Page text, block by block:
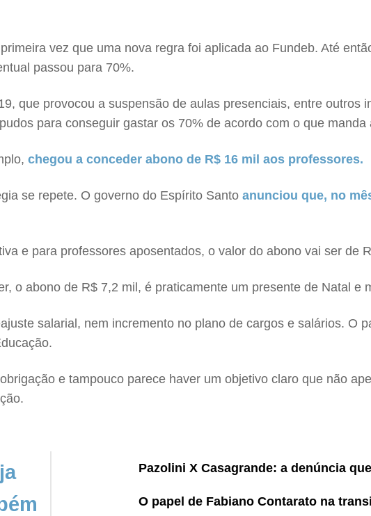
vez que uma nova regra foi aplicada ao Fundeb. Até
passou para 70%.
que provocou a suspensão de aulas presenciais, entre
para conseguir gastar os 70% de acordo com o que manda
chegou a conceder abono de R$ 16 mil aos professores.
se repete. O governo do Espírito Santo anunciou que, no
e para professores aposentados, o valor do abono vai ser de
o abono de R$ 7,2 mil, é praticamente um presente de Natal e
salarial, nem incremento no plano de cargos e salários. O
e tampouco parece haver um objetivo claro que não
Pazolini X Casagrande: a denúncia
O papel de Fabiano Contarato na